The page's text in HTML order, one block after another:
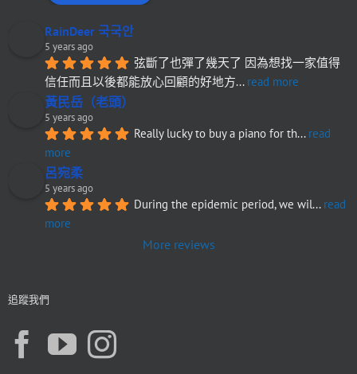
RainDeer 국국안
5 years ago
弦斷了也彈了幾天了 因為想找一家值得
信任而且以後都能放心回顧的好地方... read more
黃民岳（老頭）
5 years ago
Really lucky to buy a piano for th... read
more
呂宛柔
5 years ago
During the epidemic period, we wil... read
more
More reviews
追蹤我們